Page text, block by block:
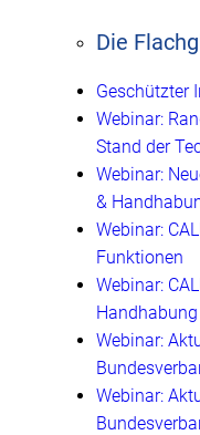
Die
Geschützter
Webinar:
Stand der
Webinar:
&
Webinar:
Funktionen
Webinar:
Handhabung
Webinar:
Webinar: